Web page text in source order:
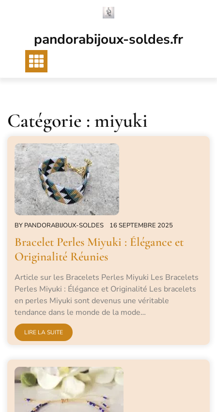
pandorabijoux-soldes.fr
Catégorie : miyuki
BY PANDORABIJOUX-SOLDES 16 SEPTEMBRE 2025
Bracelet Perles Miyuki : Élégance et
Originalité Réunies
Article sur les Bracelets Perles Miyuki Les Bracelets
Perles Miyuki : Élégance et Originalité Les bracelets
en perles Miyuki sont devenus une véritable
tendance dans le monde de la mode…
LIRE LA SUITE